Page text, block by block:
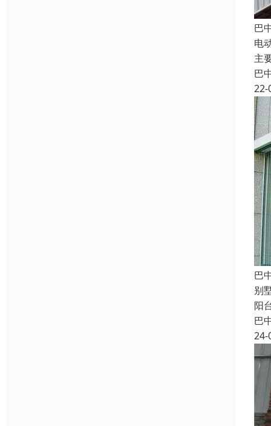
巴
电
主
巴
22-
巴
别
阳
巴
24-